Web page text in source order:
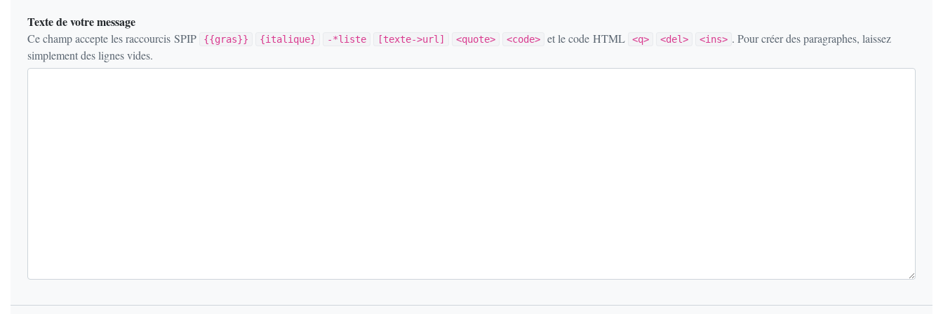
Texte de votre message
Ce champ accepte les raccourcis SPIP {{gras}} {italique} -*liste [texte->url] <quote> <code> et le code HTML <q> <del> <ins> . Pour créer des paragraphes, laissez
simplement des lignes vides.